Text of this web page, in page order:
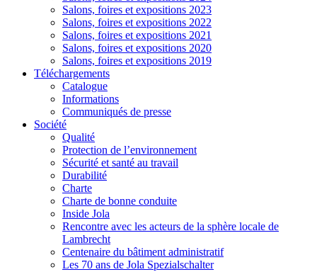
Salons, foires et expositions 2023
Salons, foires et expositions 2022
Salons, foires et expositions 2021
Salons, foires et expositions 2020
Salons, foires et expositions 2019
Téléchargements
Catalogue
Informations
Communiqués de presse
Société
Qualité
Protection de l’environnement
Sécurité et santé au travail
Durabilité
Charte
Charte de bonne conduite
Inside Jola
Rencontre avec les acteurs de la sphère locale de
Lambrecht
Centenaire du bâtiment administratif
Les 70 ans de Jola Spezialschalter